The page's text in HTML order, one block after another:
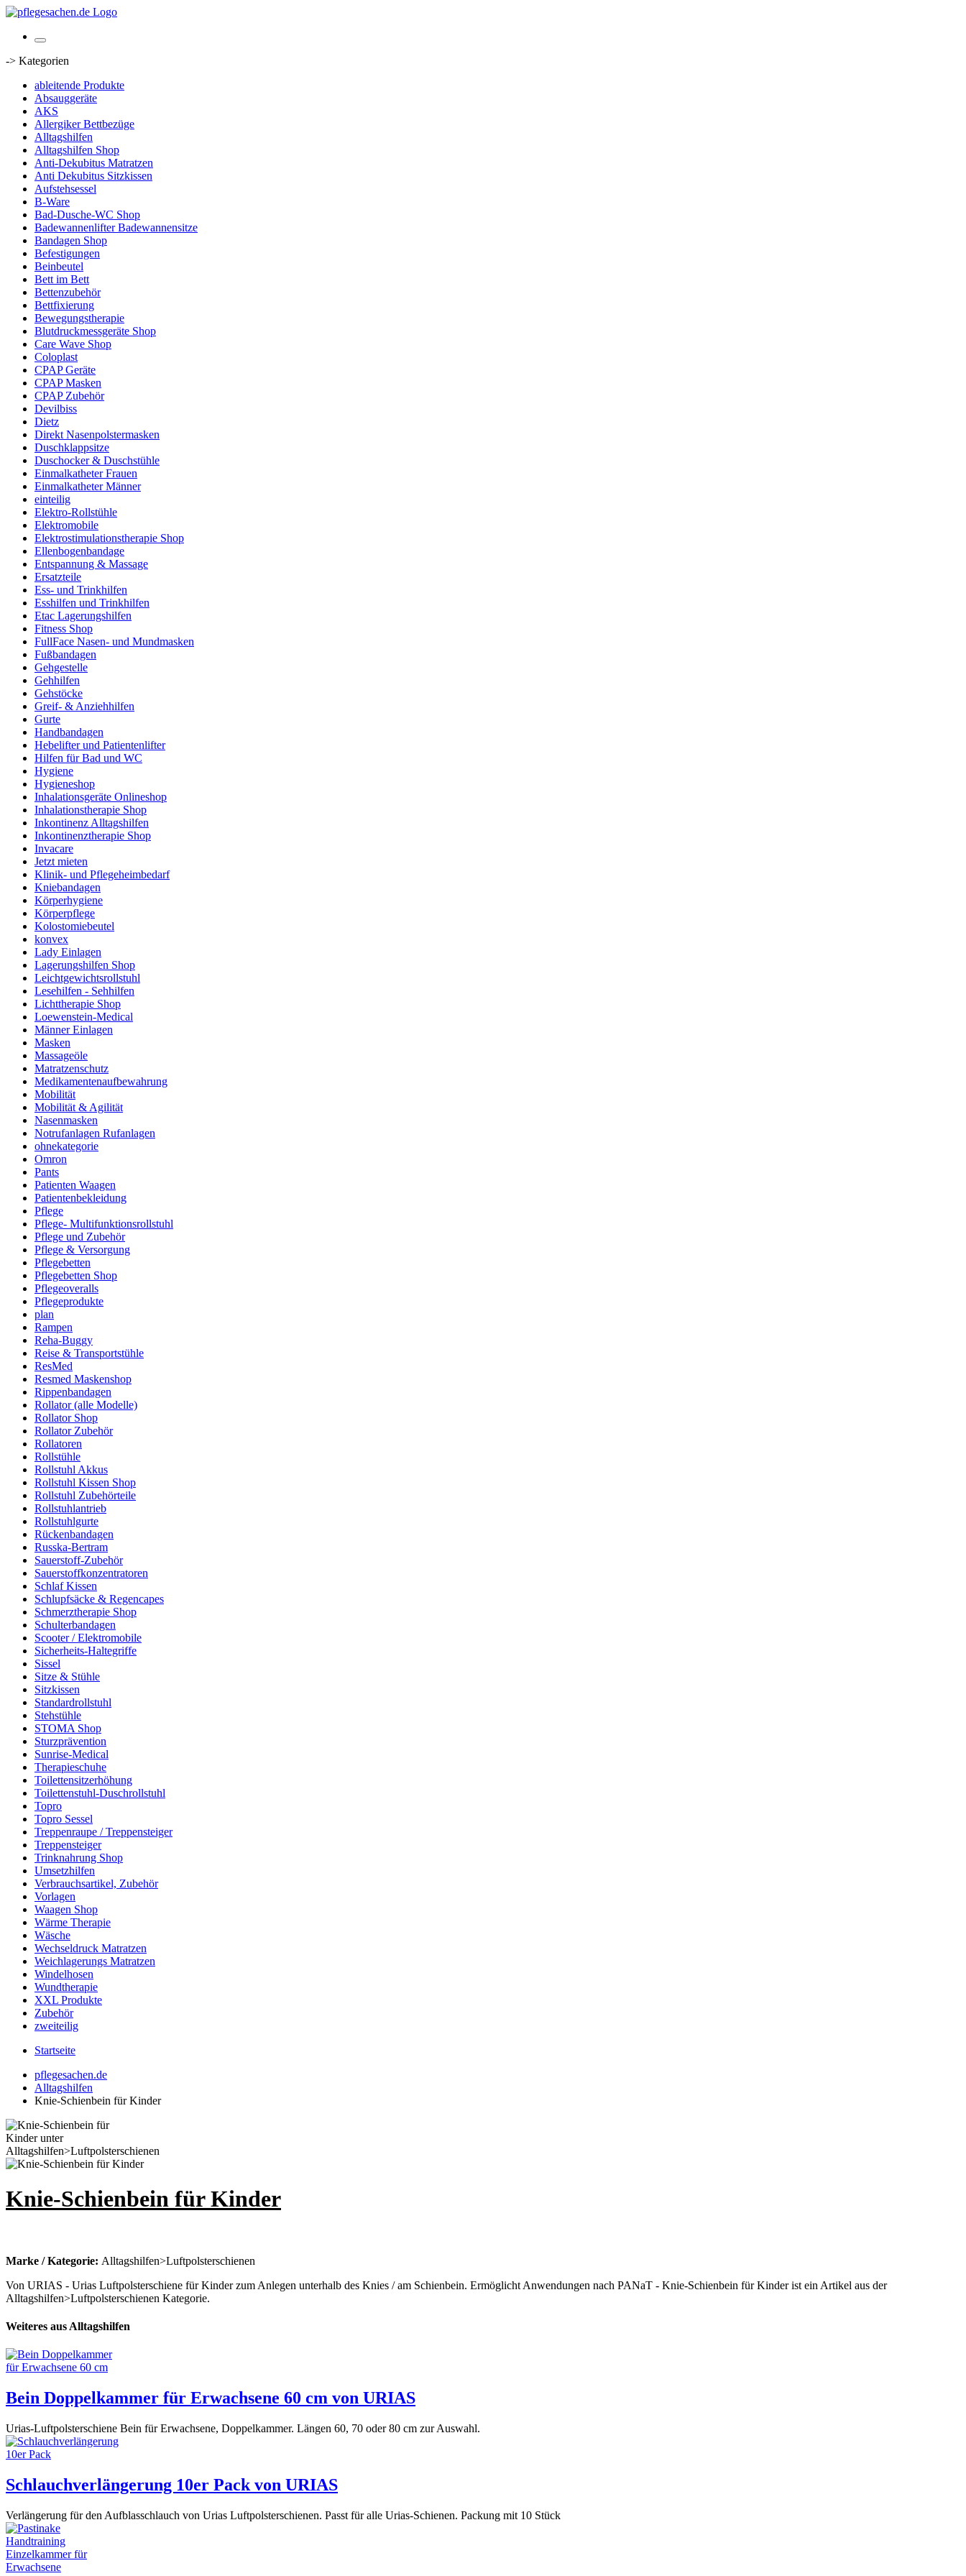
-> Kategorien
ableitende Produkte
Absauggeräte
AKS
Allergiker Bettbezüge
Alltagshilfen
Alltagshilfen Shop
Anti-Dekubitus Matratzen
Anti Dekubitus Sitzkissen
Aufstehsessel
B-Ware
Bad-Dusche-WC Shop
Badewannenlifter Badewannensitze
Bandagen Shop
Befestigungen
Beinbeutel
Bett im Bett
Bettenzubehör
Bettfixierung
Bewegungstherapie
Blutdruckmessgeräte Shop
Care Wave Shop
Coloplast
CPAP Geräte
CPAP Masken
CPAP Zubehör
Devilbiss
Dietz
Direkt Nasenpolstermasken
Duschklappsitze
Duschocker & Duschstühle
Einmalkatheter Frauen
Einmalkatheter Männer
einteilig
Elektro-Rollstühle
Elektromobile
Elektrostimulationstherapie Shop
Ellenbogenbandage
Entspannung & Massage
Ersatzteile
Ess- und Trinkhilfen
Esshilfen und Trinkhilfen
Etac Lagerungshilfen
Fitness Shop
FullFace Nasen- und Mundmasken
Fußbandagen
Gehgestelle
Gehhilfen
Gehstöcke
Greif- & Anziehhilfen
Gurte
Handbandagen
Hebelifter und Patientenlifter
Hilfen für Bad und WC
Hygiene
Hygieneshop
Inhalationsgeräte Onlineshop
Inhalationstherapie Shop
Inkontinenz Alltagshilfen
Inkontinenztherapie Shop
Invacare
Jetzt mieten
Klinik- und Pflegeheimbedarf
Kniebandagen
Körperhygiene
Körperpflege
Kolostomiebeutel
konvex
Lady Einlagen
Lagerungshilfen Shop
Leichtgewichtsrollstuhl
Lesehilfen - Sehhilfen
Lichttherapie Shop
Loewenstein-Medical
Männer Einlagen
Masken
Massageöle
Matratzenschutz
Medikamentenaufbewahrung
Mobilität
Mobilität & Agilität
Nasenmasken
Notrufanlagen Rufanlagen
ohnekategorie
Omron
Pants
Patienten Waagen
Patientenbekleidung
Pflege
Pflege- Multifunktionsrollstuhl
Pflege und Zubehör
Pflege & Versorgung
Pflegebetten
Pflegebetten Shop
Pflegeoveralls
Pflegeprodukte
plan
Rampen
Reha-Buggy
Reise & Transportstühle
ResMed
Resmed Maskenshop
Rippenbandagen
Rollator (alle Modelle)
Rollator Shop
Rollator Zubehör
Rollatoren
Rollstühle
Rollstuhl Akkus
Rollstuhl Kissen Shop
Rollstuhl Zubehörteile
Rollstuhlantrieb
Rollstuhlgurte
Rückenbandagen
Russka-Bertram
Sauerstoff-Zubehör
Sauerstoffkonzentratoren
Schlaf Kissen
Schlupfsäcke & Regencapes
Schmerztherapie Shop
Schulterbandagen
Scooter / Elektromobile
Sicherheits-Haltegriffe
Sissel
Sitze & Stühle
Sitzkissen
Standardrollstuhl
Stehstühle
STOMA Shop
Sturzprävention
Sunrise-Medical
Therapieschuhe
Toilettensitzerhöhung
Toilettenstuhl-Duschrollstuhl
Topro
Topro Sessel
Treppenraupe / Treppensteiger
Treppensteiger
Trinknahrung Shop
Umsetzhilfen
Verbrauchsartikel, Zubehör
Vorlagen
Waagen Shop
Wärme Therapie
Wäsche
Wechseldruck Matratzen
Weichlagerungs Matratzen
Windelhosen
Wundtherapie
XXL Produkte
Zubehör
zweiteilig
Startseite
pflegesachen.de
Alltagshilfen
Knie-Schienbein für Kinder
Knie-Schienbein für Kinder
Marke / Kategorie: Alltagshilfen>Luftpolsterschienen
Von URIAS - Urias Luftpolsterschiene für Kinder zum Anlegen unterhalb des Knies / am Schienbein. Ermöglicht Anwendungen nach PANaT - Knie-Schienbein für Kinder ist ein Artikel aus der
Alltagshilfen>Luftpolsterschienen Kategorie.
Weiteres aus Alltagshilfen
Bein Doppelkammer für Erwachsene 60 cm von URIAS
Urias-Luftpolsterschiene Bein für Erwachsene, Doppelkammer. Längen 60, 70 oder 80 cm zur Auswahl.
Schlauchverlängerung 10er Pack von URIAS
Verlängerung für den Aufblasschlauch von Urias Luftpolsterschienen. Passt für alle Urias-Schienen. Packung mit 10 Stück